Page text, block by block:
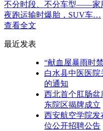
不分时段、不分车型——家
夜跑运输时爆胎，SUV车…
查看全文
最近发表
“献血屋暴雨时
白水县中医医院
的通知
西北首个肛肠盆
东院区揭牌成立
西安航空学院发
位公开招聘公告